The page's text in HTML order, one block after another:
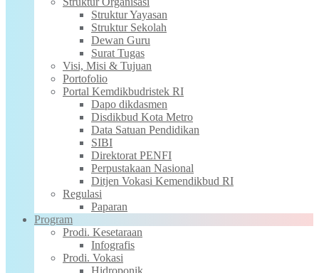
Struktur Yayasan
Struktur Sekolah
Dewan Guru
Surat Tugas
Visi, Misi & Tujuan
Portofolio
Portal Kemdikbudristek RI
Dapo dikdasmen
Disdikbud Kota Metro
Data Satuan Pendidikan
SIBI
Direktorat PENFI
Perpustakaan Nasional
Ditjen Vokasi Kemendikbud RI
Regulasi
Paparan
Program
Prodi. Kesetaraan
Infografis
Prodi. Vokasi
Hidroponik